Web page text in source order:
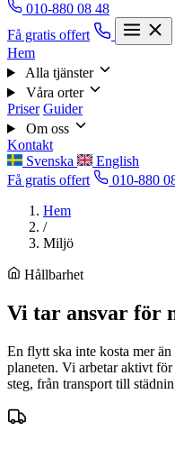
010-880 08 48
Få gratis offert
Hem
Alla tjänster
Våra orter
Priser Guider
Om oss
Kontakt
Svenska
English
Få gratis offert
010-880
Hem
/
Miljö
Hållbarhet
Vi tar ansvar för
En flytt ska inte kosta mer
planeten. Vi arbetar aktivt
steg, från transport till